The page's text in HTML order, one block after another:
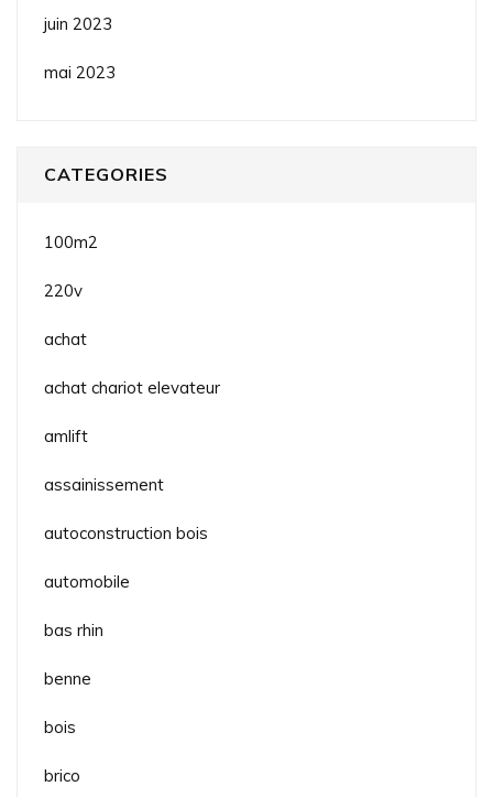
juin 2023
mai 2023
CATEGORIES
100m2
220v
achat
achat chariot elevateur
amlift
assainissement
autoconstruction bois
automobile
bas rhin
benne
bois
brico